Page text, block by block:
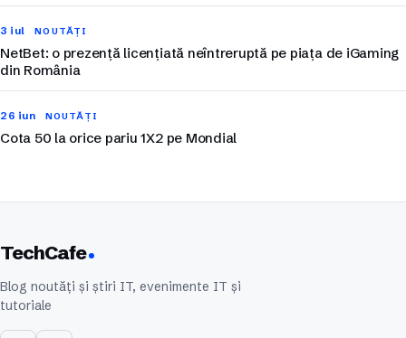
3 iul NOUTĂȚI
NetBet: o prezență licențiată neîntreruptă pe piața de iGaming
din România
26 iun NOUTĂȚI
Cota 50 la orice pariu 1X2 pe Mondial
TechCafe
Blog noutăți și știri IT, evenimente IT și
tutoriale